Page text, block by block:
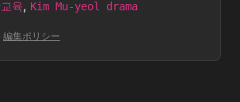
육, Kim Mu-yeol drama
編集ポリシー